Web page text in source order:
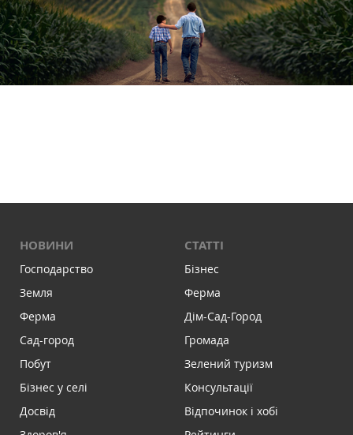
НОВИНИ
Господарство
Земля
Ферма
Сад-город
Побут
Бізнес у селі
Досвід
СТАТТІ
Бізнес
Ферма
Дім-Сад-Город
Громада
Зелений туризм
Консультації
Відпочинок і хобі